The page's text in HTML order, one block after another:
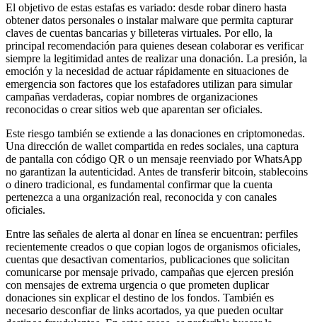
El objetivo de estas estafas es variado: desde robar dinero hasta
obtener datos personales o instalar malware que permita capturar
claves de cuentas bancarias y billeteras virtuales. Por ello, la
principal recomendación para quienes desean colaborar es verificar
siempre la legitimidad antes de realizar una donación. La presión, la
emoción y la necesidad de actuar rápidamente en situaciones de
emergencia son factores que los estafadores utilizan para simular
campañas verdaderas, copiar nombres de organizaciones
reconocidas o crear sitios web que aparentan ser oficiales.
Este riesgo también se extiende a las donaciones en criptomonedas.
Una dirección de wallet compartida en redes sociales, una captura
de pantalla con código QR o un mensaje reenviado por WhatsApp
no garantizan la autenticidad. Antes de transferir bitcoin, stablecoins
o dinero tradicional, es fundamental confirmar que la cuenta
pertenezca a una organización real, reconocida y con canales
oficiales.
Entre las señales de alerta al donar en línea se encuentran: perfiles
recientemente creados o que copian logos de organismos oficiales,
cuentas que desactivan comentarios, publicaciones que solicitan
comunicarse por mensaje privado, campañas que ejercen presión
con mensajes de extrema urgencia o que prometen duplicar
donaciones sin explicar el destino de los fondos. También es
necesario desconfiar de links acortados, ya que pueden ocultar